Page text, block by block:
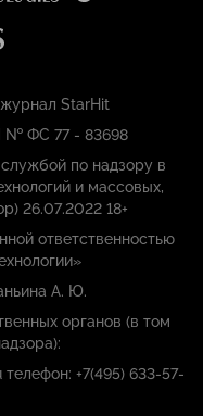
StarHit
№ ФС 77 - 83698
по надзору в
и массовых,
26.07.2022 18+
ответственностью
А. Ю.
органов (в том
+7(495) 633-57-